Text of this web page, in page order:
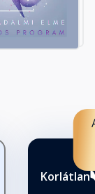
Korlátlan